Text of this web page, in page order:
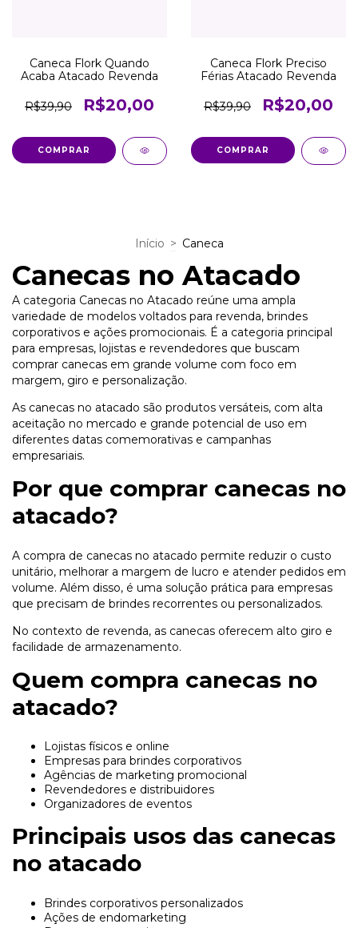
Caneca Flork Quando
Acaba Atacado Revenda
R$39,90 R$20,00
COMPRAR
Caneca Flork Preciso
Férias Atacado Revenda
R$39,90 R$20,00
COMPRAR
Início > Caneca
Canecas no Atacado
A categoria Canecas no Atacado reúne uma ampla
variedade de modelos voltados para revenda, brindes
corporativos e ações promocionais. É a categoria principal
para empresas, lojistas e revendedores que buscam
comprar canecas em grande volume com foco em
margem, giro e personalização.
As canecas no atacado são produtos versáteis, com alta
aceitação no mercado e grande potencial de uso em
diferentes datas comemorativas e campanhas
empresariais.
Por que comprar canecas no
atacado?
A compra de canecas no atacado permite reduzir o custo
unitário, melhorar a margem de lucro e atender pedidos em
volume. Além disso, é uma solução prática para empresas
que precisam de brindes recorrentes ou personalizados.
No contexto de revenda, as canecas oferecem alto giro e
facilidade de armazenamento.
Quem compra canecas no
atacado?
Lojistas físicos e online
Empresas para brindes corporativos
Agências de marketing promocional
Revendedores e distribuidores
Organizadores de eventos
Principais usos das canecas
no atacado
Brindes corporativos personalizados
Ações de endomarketing